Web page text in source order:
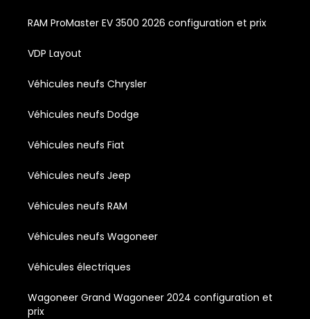
RAM ProMaster EV 3500 2026 configuration et prix
VDP Layout
Véhicules neufs Chrysler
Véhicules neufs Dodge
Véhicules neufs Fiat
Véhicules neufs Jeep
Véhicules neufs RAM
Véhicules neufs Wagoneer
Véhicules électriques
Wagoneer Grand Wagoneer 2024 configuration et
prix